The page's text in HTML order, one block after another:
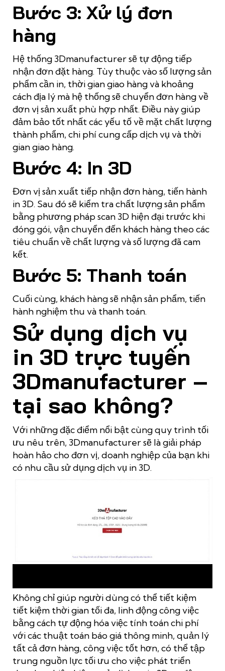
Bước 3: Xử lý đơn
hàng
Hệ thống 3Dmanufacturer sẽ tự động tiếp
nhận đơn đặt hàng. Tùy thuộc vào số lượng sản
phẩm cần in, thời gian giao hàng và khoảng
cách địa lý mà hệ thống sẽ chuyển đơn hàng về
đơn vị sản xuất phù hợp nhất. Điều này giúp
đảm bảo tốt nhất các yếu tố về mặt chất lượng
thành phẩm, chi phí cung cấp dịch vụ và thời
gian giao hàng.
Bước 4: In 3D
Đơn vị sản xuất tiếp nhận đơn hàng, tiến hành
in 3D. Sau đó sẽ kiểm tra chất lượng sản phẩm
bằng phương pháp scan 3D hiện đại trước khi
đóng gói, vận chuyển đến khách hàng theo các
tiêu chuẩn về chất lượng và số lượng đã cam
kết.
Bước 5: Thanh toán
Cuối cùng, khách hàng sẽ nhận sản phẩm, tiến
hành nghiệm thu và thanh toán.
Sử dụng dịch vụ
in 3D trực tuyến
3Dmanufacturer –
tại sao không?
Với những đặc điểm nổi bật cùng quy trình tối
ưu nêu trên, 3Dmanufacturer sẽ là giải pháp
hoàn hảo cho đơn vị, doanh nghiệp của bạn khi
có nhu cầu sử dụng dịch vụ in 3D.
Không chỉ giúp người dùng có thể tiết kiệm
tiết kiệm thời gian tối đa, linh động công việc
bằng cách tự động hóa việc tính toán chi phí
với các thuật toán báo giá thông minh, quản lý
tất cả đơn hàng, công việc tốt hơn, có thể tập
trung nguồn lực tối ưu cho việc phát triển